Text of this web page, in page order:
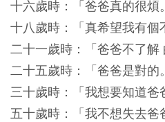
十六歲時：「爸爸真的很煩
十八歲時：「真希望我有個
二十一歲時：「爸爸不了解
二十五歲時：「爸爸是對的
三十歲時：「我想要知道爸
五十歲時：「我不想失去爸